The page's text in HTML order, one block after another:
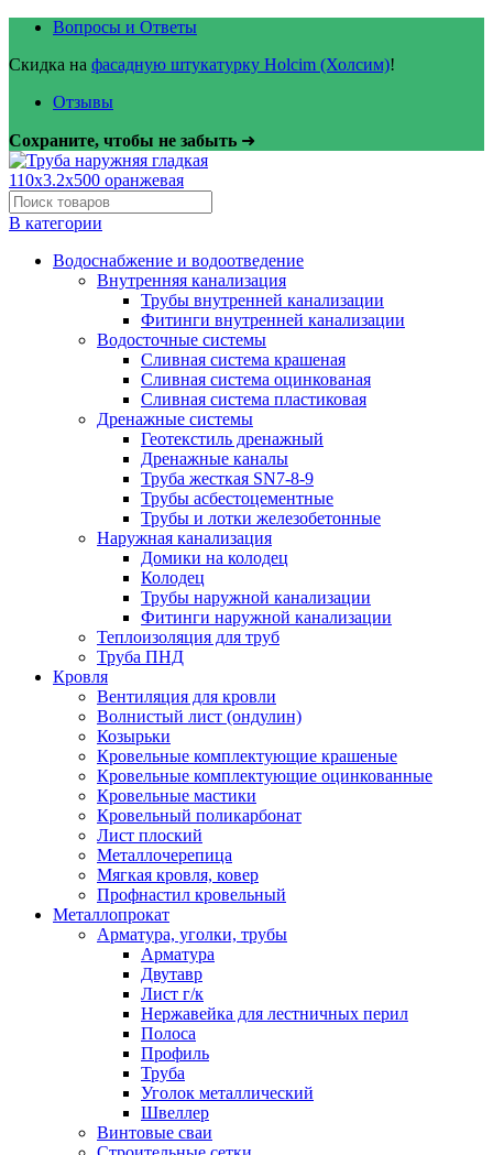
Вопросы и Ответы
Скидка на фасадную штукатурку Holcim (Холсим)!
Отзывы
Сохраните, чтобы не забыть ➜
В категории
Водоснабжение и водоотведение
Внутренняя канализация
Трубы внутренней канализации
Фитинги внутренней канализации
Водосточные системы
Сливная система крашеная
Сливная система оцинкованая
Сливная система пластиковая
Дренажные системы
Геотекстиль дренажный
Дренажные каналы
Труба жесткая SN7-8-9
Трубы асбестоцементные
Трубы и лотки железобетонные
Наружная канализация
Домики на колодец
Колодец
Трубы наружной канализации
Фитинги наружной канализации
Теплоизоляция для труб
Труба ПНД
Кровля
Вентиляция для кровли
Волнистый лист (ондулин)
Козырьки
Кровельные комплектующие крашеные
Кровельные комплектующие оцинкованные
Кровельные мастики
Кровельный поликарбонат
Лист плоский
Металлочерепица
Мягкая кровля, ковер
Профнастил кровельный
Металлопрокат
Арматура, уголки, трубы
Арматура
Двутавр
Лист г/к
Нержавейка для лестничных перил
Полоса
Профиль
Труба
Уголок металлический
Швеллер
Винтовые сваи